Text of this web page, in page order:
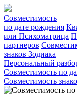
Совместимость
по дате рождения
или Психоматрица
партнеров
знаков Зодиака
Персональный
Совместимость по
Совместимость